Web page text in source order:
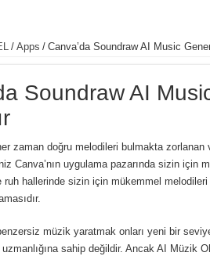
/ Apps / Canva’da Soundraw AI Music
Soundraw AI
zaman doğru melodileri bulmakta
Canva’nın uygulama pazarında sizin için
ruh hallerinde sizin için mükemmel
müzik yaratmak onları yeni bir
sahip değildir. Ancak AI Müzik